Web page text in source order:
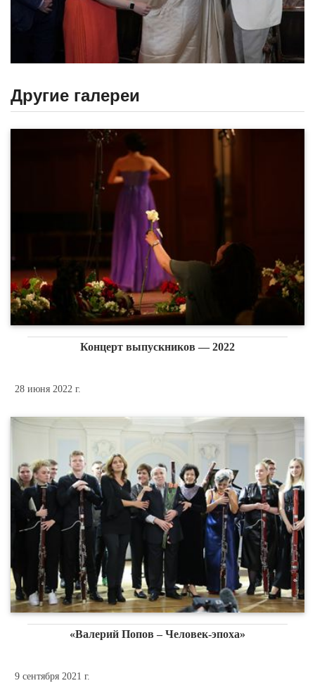
Другие галереи
Концерт выпускников — 2022
28 июня 2022 г.
«Валерий Попов – Человек-эпоха»
9 сентября 2021 г.